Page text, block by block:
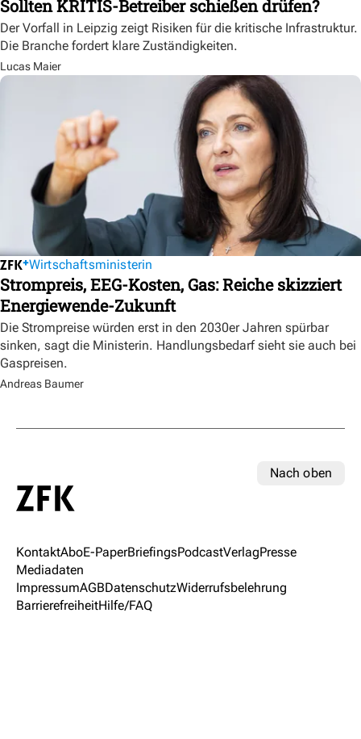
Sollten KRITIS-Betreiber schießen drüfen?
Der Vorfall in Leipzig zeigt Risiken für die kritische Infrastruktur.
Die Branche fordert klare Zuständigkeiten.
Lucas Maier
Wirtschaftsministerin
Strompreis, EEG-Kosten, Gas: Reiche skizziert
Energiewende-Zukunft
Die Strompreise würden erst in den 2030er Jahren spürbar
sinken, sagt die Ministerin. Handlungsbedarf sieht sie auch bei
Gaspreisen.
Andreas Baumer
Nach oben
KontaktAboE-PaperBriefingsPodcastVerlagPresse
Mediadaten
ImpressumAGBDatenschutzWiderrufsbelehrung
BarrierefreiheitHilfe/FAQ